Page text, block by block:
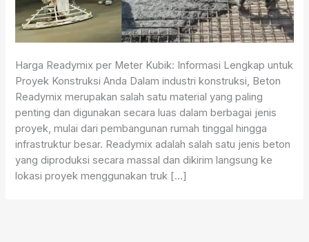
Harga Readymix per Meter Kubik: Informasi Lengkap untuk
Proyek Konstruksi Anda Dalam industri konstruksi, Beton
Readymix merupakan salah satu material yang paling
penting dan digunakan secara luas dalam berbagai jenis
proyek, mulai dari pembangunan rumah tinggal hingga
infrastruktur besar. Readymix adalah salah satu jenis beton
yang diproduksi secara massal dan dikirim langsung ke
lokasi proyek menggunakan truk […]